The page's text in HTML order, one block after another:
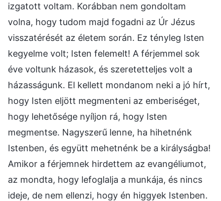
izgatott voltam. Korábban nem gondoltam
volna, hogy tudom majd fogadni az Úr Jézus
visszatérését az életem során. Ez tényleg Isten
kegyelme volt; Isten felemelt! A férjemmel sok
éve voltunk házasok, és szeretetteljes volt a
házasságunk. El kellett mondanom neki a jó hírt,
hogy Isten eljött megmenteni az emberiséget,
hogy lehetősége nyíljon rá, hogy Isten
megmentse. Nagyszerű lenne, ha hihetnénk
Istenben, és együtt mehetnénk be a királyságba!
Amikor a férjemnek hirdettem az evangéliumot,
az mondta, hogy lefoglalja a munkája, és nincs
ideje, de nem ellenzi, hogy én higgyek Istenben.